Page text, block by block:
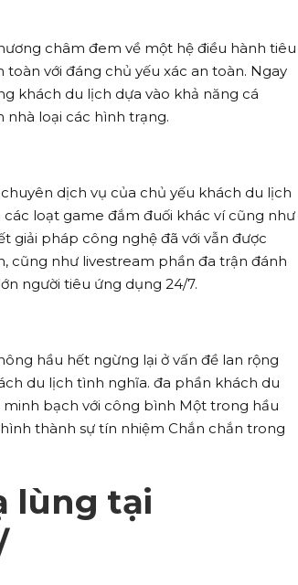
châm đem về một hệ điều hành tiêu
với đáng chủ yếu xác an toàn. Ngay
khách du lịch dựa vào khả năng cá
loại các hình trạng.
dịch vụ của chủ yếu khách du lịch
loạt game đắm đuối khác ví cũng như
giải pháp công nghệ đã với vẫn được
cũng như livestream phần đa trận đánh
người tiêu ứng dụng 24/7.
hầu hết ngừng lại ở vấn đề lan rộng
du lịch tình nghĩa. đa phần khách du
bạch với công bình Một trong hầu
thành sự tín nhiệm Chắn chắn trong
lùng tại